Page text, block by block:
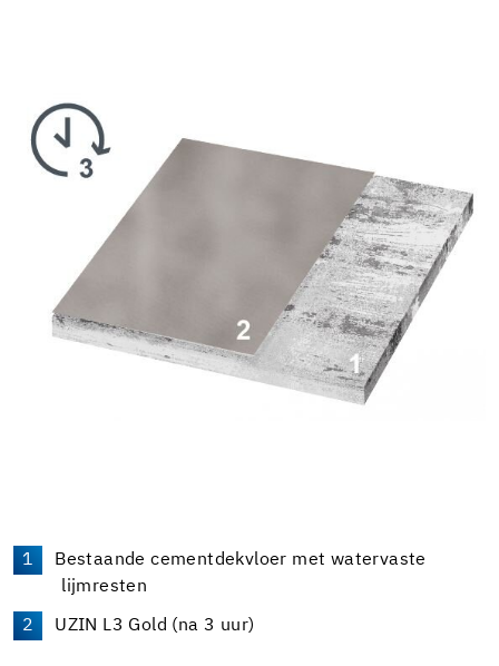
Bestaande cementdekvloer met watervaste
lijmresten
UZIN L3 Gold (na 3 uur)